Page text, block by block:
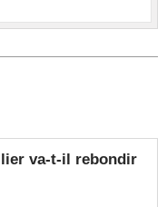
va-t-il rebondir